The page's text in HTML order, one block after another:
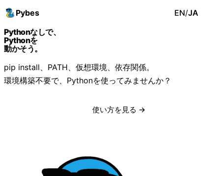
Pybes EN/JA
Pythonなしで、
Pythonを
動かそう。
pip install、PATH、仮想環境、依存関係。
環境構築不要で、Pythonを使ってみませんか？
使い方を見る →